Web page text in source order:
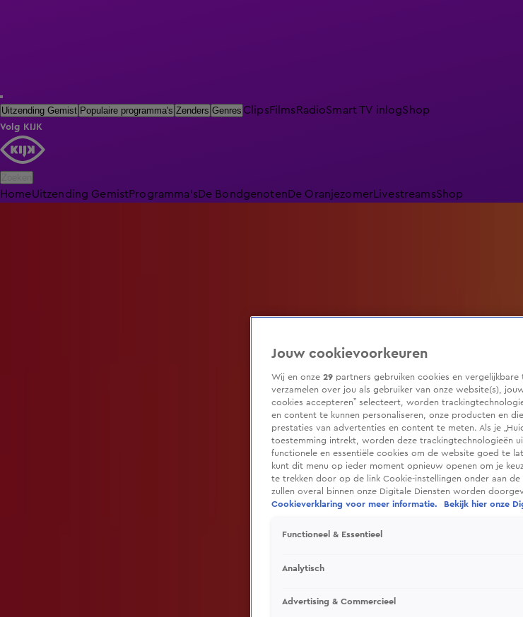
Uitzending Gemist Populaire programma's Zenders Genres ClipsFilmsRadioSmart TV inlogShop
Volg KIJK
HomeUitzending GemistProgramma'sDe BondgenotenDe Oranjezomer LivestreamsShop
Jouw cookievoorkeuren
Wij en onze 29 partners gebruiken cookies en
verzamelen over jou als gebruiker van onze website(s),
cookies accepteren” selecteert, worden
en content te kunnen personaliseren, onze producten en
prestaties van advertenties en content te meten. Als je
toestemming intrekt, worden deze trackingtechnologieën
functionele en essentiële cookies om de website goed te
kunt dit menu op ieder moment opnieuw openen om je
te trekken door op de link Cookie-instellingen onder aan de
zullen overal binnen onze Digitale Diensten worden
Cookieverklaring voor meer informatie.
Bekijk hier onze
Functioneel & Essentieel
Analytisch
Advertising & Commercieel